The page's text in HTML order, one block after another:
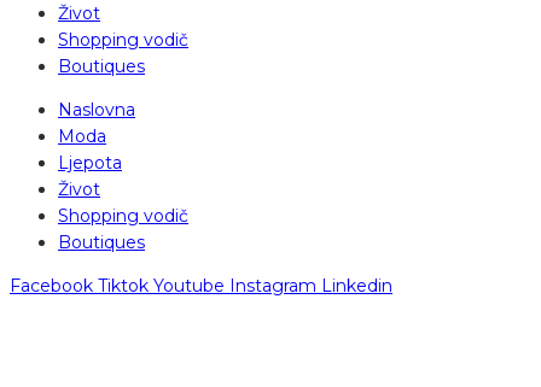
Život
Shopping vodič
Boutiques
Naslovna
Moda
Ljepota
Život
Shopping vodič
Boutiques
Facebook Tiktok Youtube Instagram Linkedin